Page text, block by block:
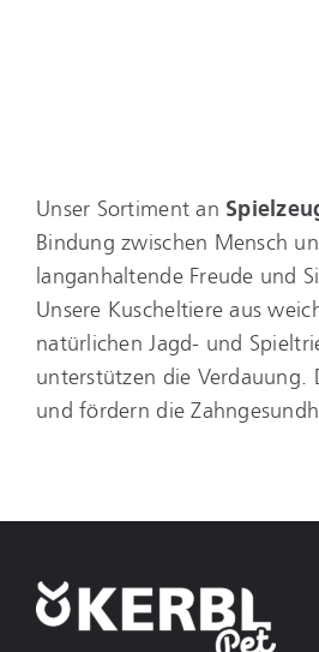
Unser Sortiment an
Bindung zwischen Mensch
langanhaltende Freude und
Unsere Kuscheltiere aus
natürlichen Jagd- und
unterstützen die Verdauung.
und fördern die